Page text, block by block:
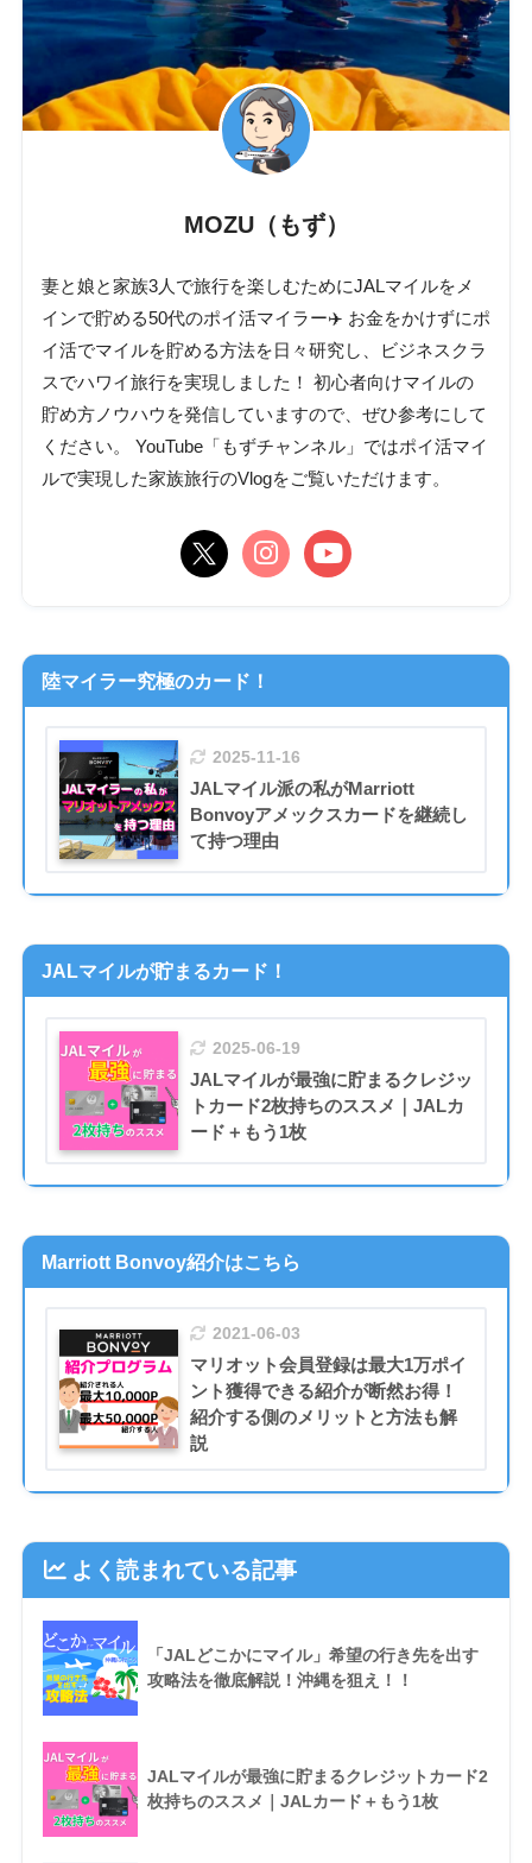
MOZU（もず）
妻と娘と家族3人で旅行を楽しむためにJALマイルをメ
インで貯める50代のポイ活マイラー✈️ お金をかけずにポ
イ活でマイルを貯める方法を日々研究し、ビジネスクラ
スでハワイ旅行を実現しました！ 初心者向けマイルの
貯め方ノウハウを発信していますので、ぜひ参考にして
ください。 YouTube「もずチャンネル」ではポイ活マイ
ルで実現した家族旅行のVlogをご覧いただけます。
陸マイラー究極のカード！
2025-11-16
JALマイル派の私がMarriott
Bonvoyアメックスカードを継続し
て持つ理由
JALマイルが貯まるカード！
2025-06-19
JALマイルが最強に貯まるクレジッ
トカード2枚持ちのススメ｜JALカ
ード＋もう1枚
Marriott Bonvoy紹介はこちら
2021-06-03
マリオット会員登録は最大1万ポイ
ント獲得できる紹介が断然お得！
紹介する側のメリットと方法も解
説
よく読まれている記事
「JALどこかにマイル」希望の行き先を出す
攻略法を徹底解説！沖縄を狙え！！
JALマイルが最強に貯まるクレジットカード2
枚持ちのススメ｜JALカード＋もう1枚